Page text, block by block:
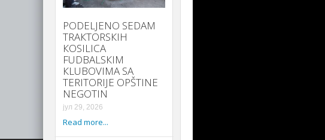
PODELJENO SEDAM
TRAКTORSКIH
КOSILICA
FUDBALSКIM
КLUBOVIMA SA
TERITORIJE OPŠTINE
NEGOTIN
јул 29, 2026
Read more...